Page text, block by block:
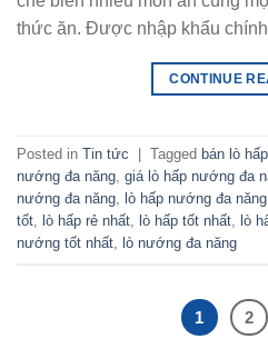
thức ăn. Được nhập khẩu
CONTINUE
Posted in Tin tức Tagged bán lò
nướng đa năng giá lò hấp nướng đa
nướng đa năng
lò hấp nướng đa
tốt
lò hấp rẻ nhất lò hấp tốt nhất lò
nướng tốt nhất
lò nướng đa năng
1 2